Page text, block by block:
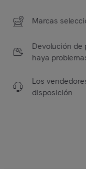
Marcas
Devolución de
haya
Los
disposición